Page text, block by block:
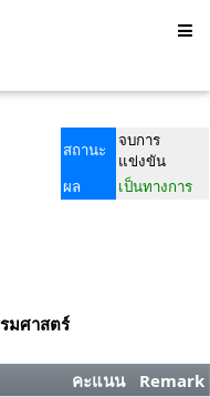
สถานะ
จบการ
แข่งขัน
ผล
เป็นทางการ
มศาสตร์
คะแนน Remark